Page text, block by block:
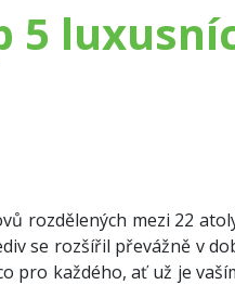
5
rozdělených mezi 22
se rozšířil převážně v
pro každého, ať už je